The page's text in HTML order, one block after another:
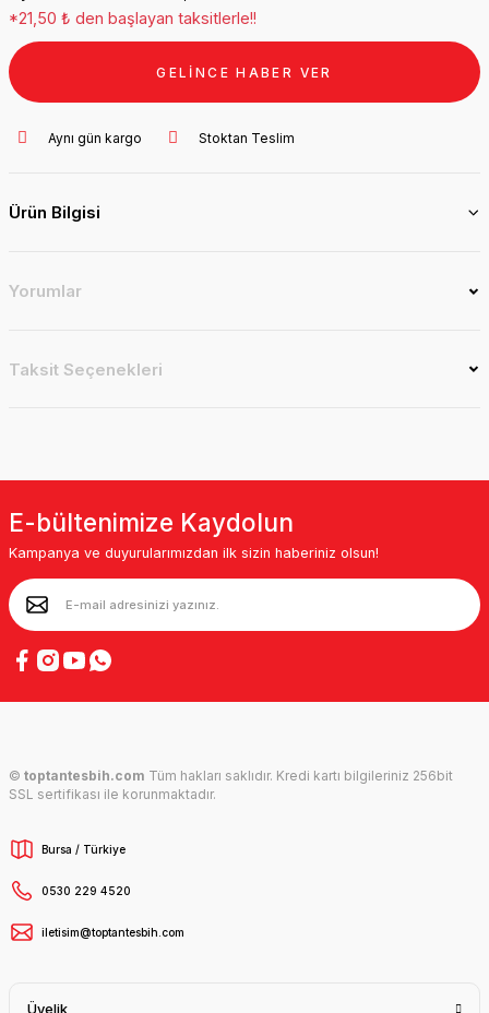
*21,50 ₺ den başlayan taksitlerle!!
GELİNCE HABER VER
Aynı gün kargo Stoktan Teslim
Ürün Bilgisi
Yorumlar
Taksit Seçenekleri
E-bültenimize Kaydolun
Kampanya ve duyurularımızdan ilk sizin haberiniz olsun!
© toptantesbih.com Tüm hakları saklıdır. Kredi kartı bilgileriniz 256bit
SSL sertifikası ile korunmaktadır.
Bursa / Türkiye
0530 229 4520
iletisim@toptantesbih.com
Üyelik